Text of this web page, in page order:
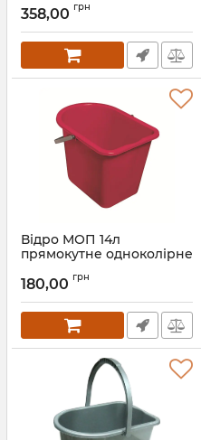
Артикул: 1553
358,00 грн
Відро МОП 14л
прямокутне одноколірне
180,00 грн